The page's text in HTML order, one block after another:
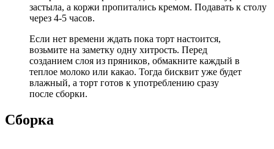
застыла, а коржи пропитались кремом. Подавать к столу
через 4-5 часов.
Если нет времени ждать пока торт настоится,
возьмите на заметку одну хитрость. Перед
созданием слоя из пряников, обмакните каждый в
теплое молоко или какао. Тогда бисквит уже будет
влажный, а торт готов к употреблению сразу
после сборки.
Сборка